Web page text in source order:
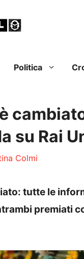
Politica
su Rai
Colmi
tutte le
premiati